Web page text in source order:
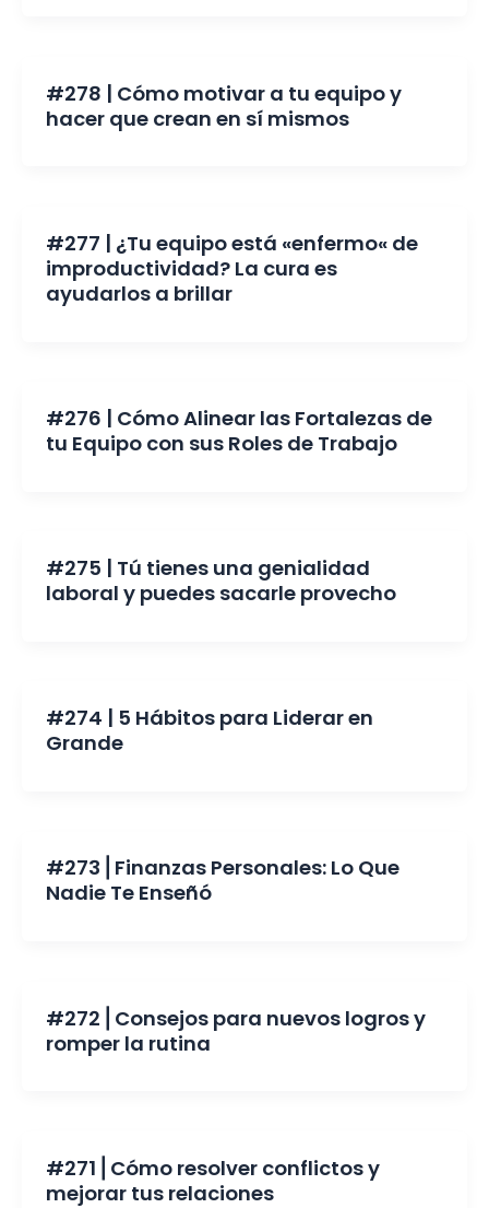
#278 | Cómo motivar a tu equipo y
hacer que crean en sí mismos
#277 | ¿Tu equipo está «enfermo« de
improductividad? La cura es
ayudarlos a brillar
#276 | Cómo Alinear las Fortalezas de
tu Equipo con sus Roles de Trabajo
#275 | Tú tienes una genialidad
laboral y puedes sacarle provecho
#274 | 5 Hábitos para Liderar en
Grande
#273 ⎜Finanzas Personales: Lo Que
Nadie Te Enseñó
#272 ⎜Consejos para nuevos logros y
romper la rutina
#271 ⎜Cómo resolver conflictos y
mejorar tus relaciones